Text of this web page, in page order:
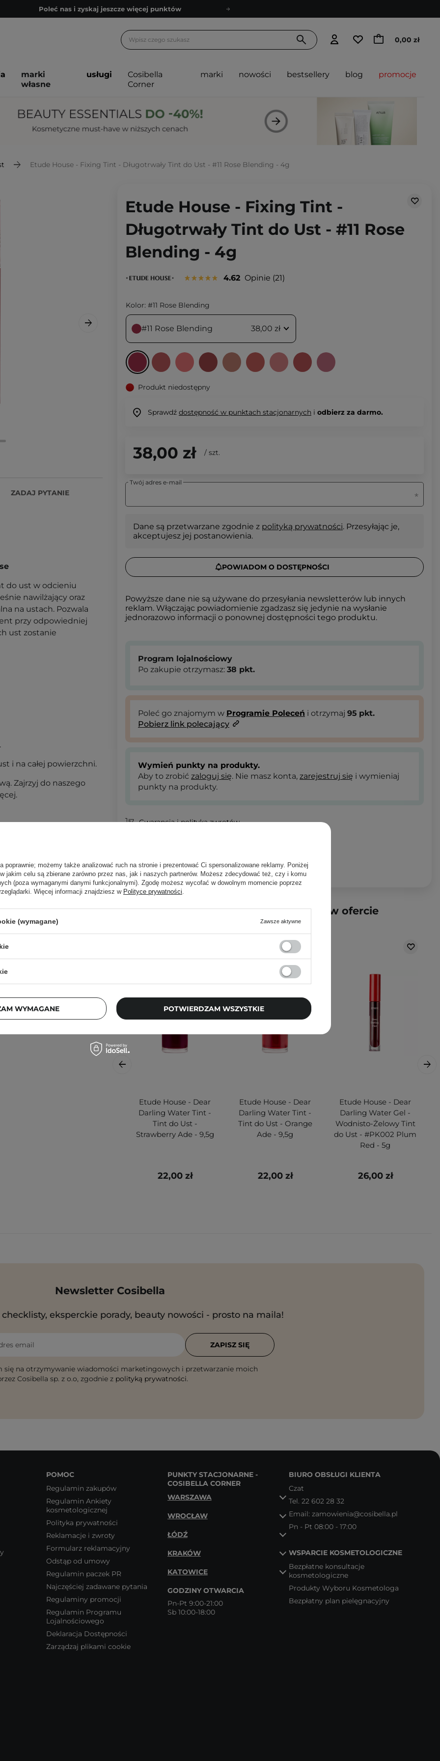
Poleć nas i zyskaj jeszcze więcej punktów
Bezpłatne konsultacje kosmetologiczne
Poleć nas i zyskaj jeszcze więcej punktów
0,00 zł
marki
własne
usługi
Cosibella
Corner
marki nowości bestsellery blog promocje
Etude House - Fixing Tint - Długotrwały Tint do Ust - #11 Rose Blending - 4g
ZADAJ PYTANIE
do ust w odcieniu
nawilżający oraz
na ustach. Pozwala
przy odpowiedniej
ust zostanie
i na całej powierzchni.
Zajrzyj do naszego
podrażnienia,
w zacienionym
nie wpłyną na
aktualne
Etude House - Fixing Tint -
Długotrwały Tint do Ust - #11 Rose
Blending - 4g
4.62 Opinie 21
Kolor: #11 Rose Blending
#11 Rose Blending 38,00 zł
Produkt niedostępny
Sprawdź dostępność w punktach stacjonarnych i odbierz za darmo.
38,00 zł / szt.
Twój adres e-mail
Dane są przetwarzane zgodnie z polityką prywatności. Przesyłając je,
akceptujesz jej postanowienia.
POWIADOM O DOSTĘPNOŚCI
Powyższe dane nie są używane do przesyłania newsletterów lub innych
reklam. Włączając powiadomienie zgadzasz się jedynie na wysłanie
jednorazowo informacji o ponownej dostępności tego produktu.
Program lojalnościowy
Po zakupie otrzymasz: 38 pkt.
Poleć go znajomym w Programie Poleceń i otrzymaj 95 pkt.
Pobierz link polecający
Wymień punkty na produkty.
Aby to zrobić zaloguj się. Nie masz konta, zarejestruj się i wymieniaj
punkty na produkty.
Gwarancja i polityka zwrotów
ID towaru: 19768
Podobne produkty dostępne w ofercie
Etude House - Dear
Darling Water Tint -
Tint do Ust -
Strawberry Ade - 9,5g
22,00 zł
Etude House - Dear
Darling Water Tint -
Tint do Ust - Orange
Ade - 9,5g
22,00 zł
Etude House - Dear
Darling Water Gel -
Wodnisto-Żelowy Tint
do Ust - #PK002 Plum
Red - 5g
26,00 zł
Newsletter Cosibella
eksperckie porady, beauty nowości - prosto na maila!
email
się na otrzymywanie wiadomości marketingowych i przetwarzanie moich
Cosibella sp. z o.o, zgodnie z polityką prywatności.
ZAPISZ SIĘ
POMOC
Regulamin zakupów
Regulamin Ankiety
kosmetologicznej
Polityka prywatności
Reklamacje i zwroty
Formularz reklamacyjny
Odstąp od umowy
Regulamin paczek PR
Najczęściej zadawane pytania
Regulaminy promocji
Regulamin Programu
Lojalnościowego
Deklaracja Dostępności
Zarządzaj plikami cookie
PUNKTY STACJONARNE -
COSIBELLA CORNER
WARSZAWA
WROCŁAW
ŁÓDŹ
KRAKÓW
KATOWICE
GODZINY OTWARCIA
Pn-Pt 9:00-21:00
Sb 10:00-18:00
BIURO OBSŁUGI KLIENTA
Czat
Tel. 22 602 28 32
Email: zamowienia@cosibella.pl
Pn - Pt 08:00 - 17:00
WSPARCIE KOSMETOLOGICZNE
Bezpłatne konsultacje
kosmetologiczne
Produkty Wyboru Kosmetologa
Bezpłatny plan pielęgnacyjny
poprawnie; możemy także analizować ruch na stronie i prezentować Ci spersonalizowane reklamy. Poniżej
jakim celu są zbierane zarówno przez nas, jak i naszych partnerów. Możesz zdecydować też, czy i komu
(poza wymaganymi danymi funkcjonalnymi). Zgodę możesz wycofać w dowolnym momencie poprzez
Więcej informacji znajdziesz w Polityce prywatności.
(wymagane) Zawsze aktywne
WYMAGANE POTWIERDZAM WSZYSTKIE